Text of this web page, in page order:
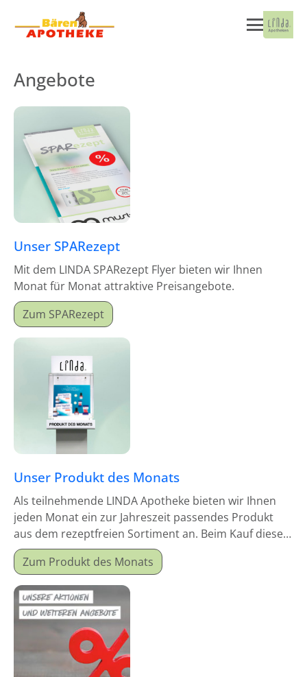
Angebote
Unser SPARezept
Mit dem LINDA SPARezept Flyer bieten wir Ihnen
Monat für Monat attraktive Preisangebote.
Zum SPARezept
Unser Produkt des Monats
Als teilnehmende LINDA Apotheke bieten wir Ihnen
jeden Monat ein zur Jahreszeit passendes Produkt
aus dem rezeptfreien Sortiment an. Beim Kauf dieses
Monatsproduktes erhalten Sie einen Mitgabeartikel
gratis dazu.
Zum Produkt des Monats